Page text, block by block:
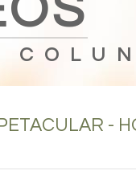
e suas
-